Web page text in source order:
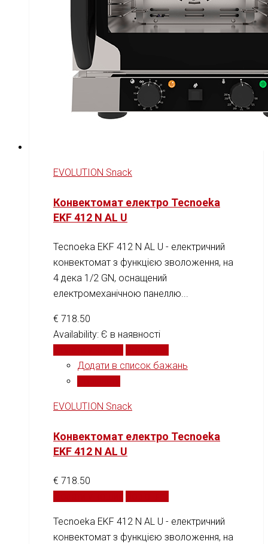
EVOLUTION Snack
Конвектомат електро Tecnoeka
EKF 412 N AL U
Tecnoeka EKF 412 N AL U - електричний
конвектомат з функцією зволоження, на
4 дека 1/2 GN, оснащений
електромеханічною панеллю...
€ 718.50
Availability: Є в наявності
Додати в список бажань
EVOLUTION Snack
Конвектомат електро Tecnoeka
EKF 412 N AL U
€ 718.50
Tecnoeka EKF 412 N AL U - електричний
конвектомат з функцією зволоження, на